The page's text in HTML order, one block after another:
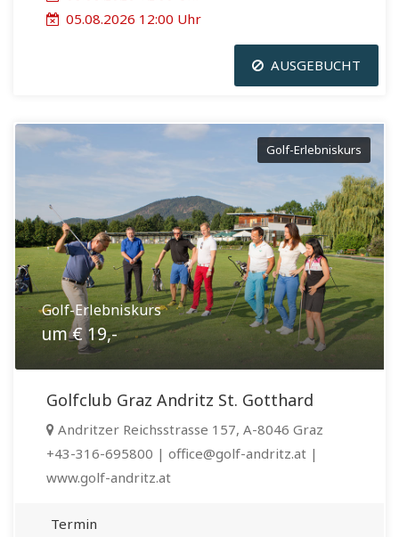
05.08.2026 12:00 Uhr
AUSGEBUCHT
Golf-Erlebniskurs
Golf-Erlebniskurs
um € 19,-
Golfclub Graz Andritz St. Gotthard
Andritzer Reichsstrasse 157, A-8046 Graz
+43-316-695800 | office@golf-andritz.at |
www.golf-andritz.at
Termin